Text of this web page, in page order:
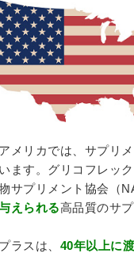
メリカでは、サプリ
ます。グリコフレッ
サプリメント協会（
えられる高品質のサ
ラスは、 40年以上に